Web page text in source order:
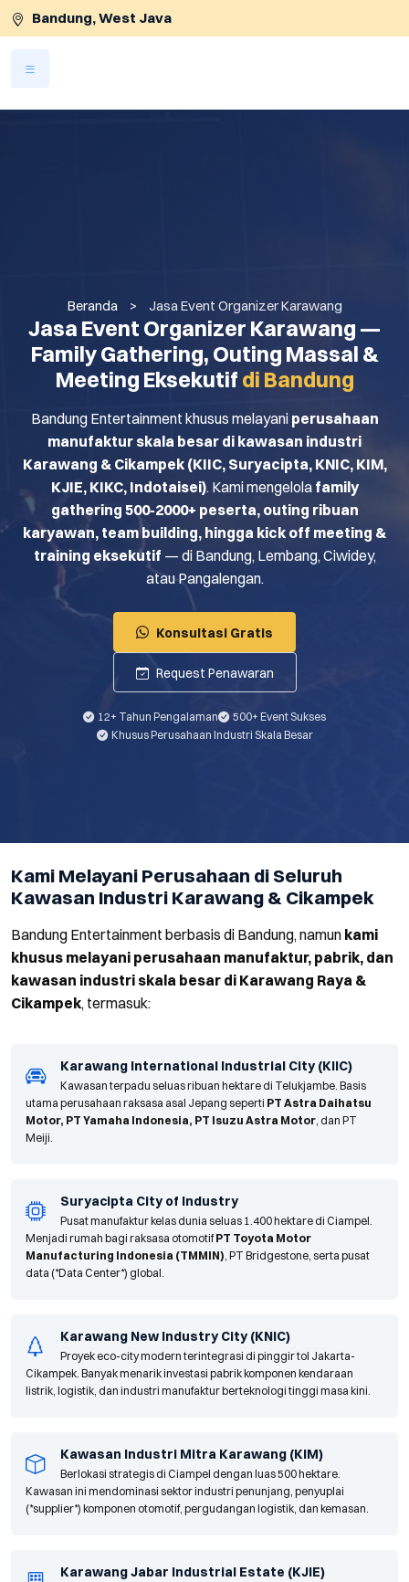
Bandung, West Java
Beranda > Jasa Event Organizer Karawang
Jasa Event Organizer Karawang —
Family Gathering, Outing Massal &
Meeting Eksekutif di Bandung
Bandung Entertainment khusus melayani perusahaan
manufaktur skala besar di kawasan industri
Karawang & Cikampek (KIIC, Suryacipta, KNIC, KIM,
KJIE, KIKC, Indotaisei). Kami mengelola family
gathering 500-2000+ peserta, outing ribuan
karyawan, team building, hingga kick off meeting &
training eksekutif — di Bandung, Lembang, Ciwidey,
atau Pangalengan.
Konsultasi Gratis
Request Penawaran
12+ Tahun Pengalaman
500+ Event Sukses
Khusus Perusahaan Industri Skala Besar
Kami Melayani Perusahaan di Seluruh
Kawasan Industri Karawang & Cikampek
Bandung Entertainment berbasis di Bandung, namun kami
khusus melayani perusahaan manufaktur, pabrik, dan
kawasan industri skala besar di Karawang Raya &
Cikampek, termasuk:
Karawang International Industrial City (KIIC)
Kawasan terpadu seluas ribuan hektare di Telukjambe. Basis
utama perusahaan raksasa asal Jepang seperti PT Astra Daihatsu
Motor, PT Yamaha Indonesia, PT Isuzu Astra Motor, dan PT
Meiji.
Suryacipta City of Industry
Pusat manufaktur kelas dunia seluas 1.400 hektare di Ciampel.
Menjadi rumah bagi raksasa otomotifPT Toyota Motor
Manufacturing Indonesia (TMMIN), PT Bridgestone, serta pusat
data (*Data Center*) global.
Karawang New Industry City (KNIC)
Proyek eco-city modern terintegrasi di pinggir tol Jakarta-
Cikampek. Banyak menarik investasi pabrik komponen kendaraan
listrik, logistik, dan industri manufaktur berteknologi tinggi masa kini.
Kawasan Industri Mitra Karawang (KIM)
Berlokasi strategis di Ciampel dengan luas 500 hektare.
Kawasan ini mendominasi sektor industri penunjang, penyuplai
(*supplier*) komponen otomotif, pergudangan logistik, dan kemasan.
Karawang Jabar Industrial Estate (KJIE)